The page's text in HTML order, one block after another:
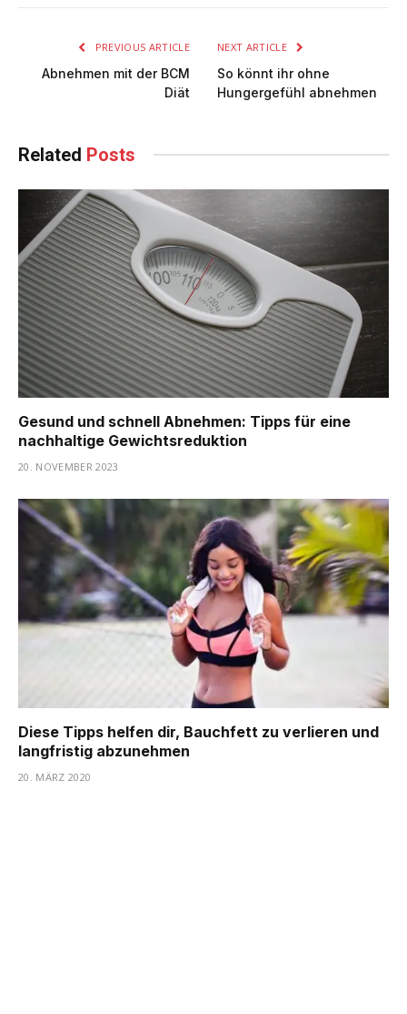
PREVIOUS ARTICLE
Abnehmen mit der BCM
Diät
NEXT ARTICLE
So könnt ihr ohne
Hungergefühl abnehmen
Related Posts
Gesund und schnell Abnehmen: Tipps für eine
nachhaltige Gewichtsreduktion
20. NOVEMBER 2023
Diese Tipps helfen dir, Bauchfett zu verlieren und
langfristig abzunehmen
20. MÄRZ 2020